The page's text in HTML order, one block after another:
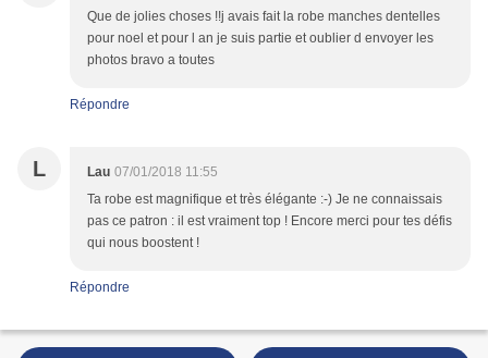
Que de jolies choses !!j avais fait la robe manches dentelles
pour noel et pour l an je suis partie et oublier d envoyer les
photos bravo a toutes
Répondre
L Lau 07/01/2018 11:55
Ta robe est magnifique et très élégante :-) Je ne connaissais
pas ce patron : il est vraiment top ! Encore merci pour tes défis
qui nous boostent !
Répondre